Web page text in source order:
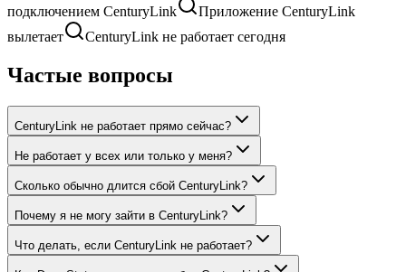
подключением CenturyLink
Приложение CenturyLink
вылетает
CenturyLink не работает сегодня
Частые вопросы
CenturyLink не работает прямо сейчас?
Не работает у всех или только у меня?
Сколько обычно длится сбой CenturyLink?
Почему я не могу зайти в CenturyLink?
Что делать, если CenturyLink не работает?